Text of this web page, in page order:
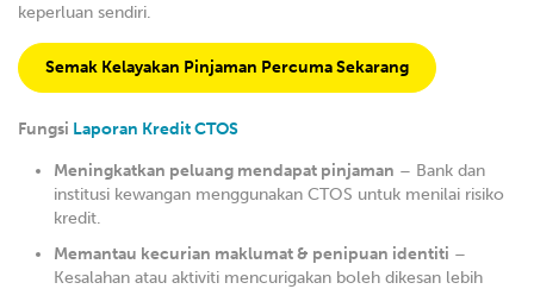
keperluan sendiri.
Semak Kelayakan Pinjaman Percuma Sekarang
Fungsi Laporan Kredit CTOS
Meningkatkan peluang mendapat pinjaman – Bank dan
institusi kewangan menggunakan CTOS untuk menilai risiko
kredit.
Memantau kecurian maklumat & penipuan identiti –
Kesalahan atau aktiviti mencurigakan boleh dikesan lebih